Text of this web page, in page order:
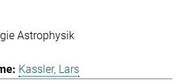
Astrophysik
Kassler, Lars